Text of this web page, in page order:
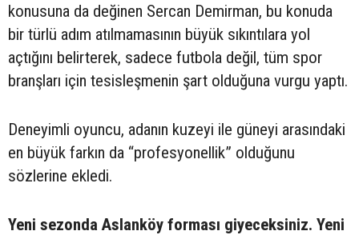
konusuna da değinen Sercan Demirman, bu konuda
bir türlü adım atılmamasının büyük sıkıntılara yol
açtığını belirterek, sadece futbola değil, tüm spor
branşları için tesisleşmenin şart olduğuna vurgu yaptı.
Deneyimli oyuncu, adanın kuzeyi ile güneyi arasındaki
en büyük farkın da “profesyonellik” olduğunu
sözlerine ekledi.
Yeni sezonda Aslanköy forması giyeceksiniz. Yeni